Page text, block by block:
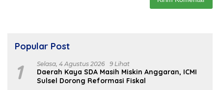
Popular Post
1 Selasa, 4 Agustus 2026 9 Lihat
Daerah Kaya SDA Masih Miskin Anggaran, ICMI
Sulsel Dorong Reformasi Fiskal